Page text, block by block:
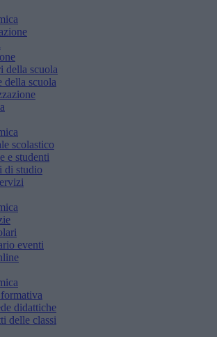
della scuola
della scuola
scolastico
e studenti
di studio
eventi
didattiche
delle classi